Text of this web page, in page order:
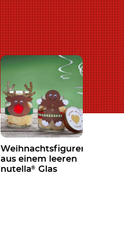
Weihnachtsfiguren
aus einem leeren
nutella® Glas